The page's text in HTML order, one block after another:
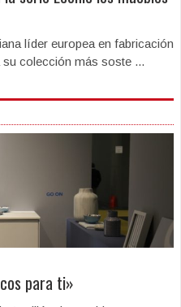
líder europea en fabricación
colección más soste ...
para ti»